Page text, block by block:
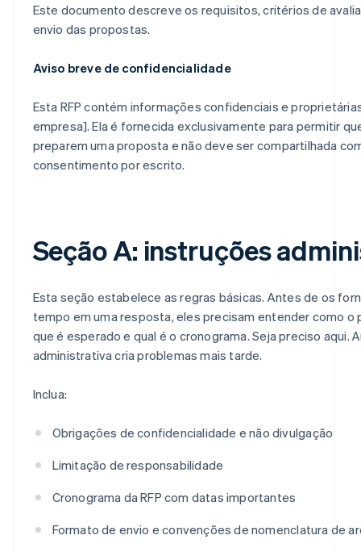
Este documento descreve os requisitos, critérios de
envio das propostas.
Aviso breve de confidencialidade
Esta RFP contém informações confidenciais e
empresa]. Ela é fornecida exclusivamente para permitir
preparem uma proposta e não deve ser compartilhada
consentimento por escrito.
Seção A: instruções
Esta seção estabelece as regras básicas. Antes de os
tempo em uma resposta, eles precisam entender como o
que é esperado e qual é o cronograma. Seja preciso aqui.
administrativa cria problemas mais tarde.
Inclua:
Obrigações de confidencialidade e não divulgação
Limitação de responsabilidade
Cronograma da RFP com datas importantes
Formato de envio e convenções de nomenclatura de